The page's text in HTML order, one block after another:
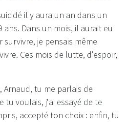
il y aura un an dans un
ans. Dans un mois, il aurait eu
je pensais même
Ces mois de lutte, d'espoir,
Arnaud, tu me parlais de
tu voulais, j'ai essayé de te
accepté ton choix : enfin, tu